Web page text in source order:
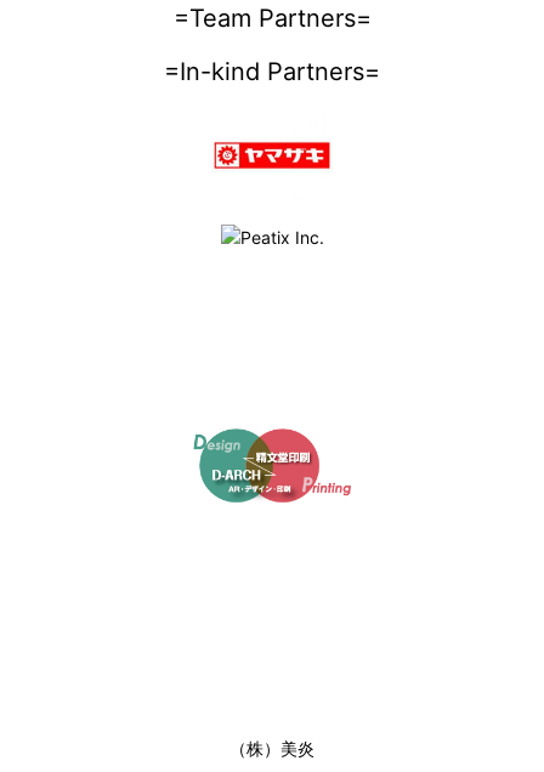
=Team Partners=
=In-kind Partners=
（株）美炎